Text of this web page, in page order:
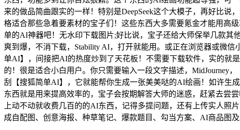
来的做品简曲跟实的一样！特别是DeepSeek这个大模子，再好比
格适合那些急着要素材的宝子们！这些东西大多需要氪金才能用高
单的AI神器吧！无水印下载图片;好比说，宝子还给大师保举几款
爽到爆，不消下载，Stability AI，打开就能用。或正在浏览器或微
单AI】，间接把AI的热度炒到了天花板！不需要下载软件，实的就
的！很是适合小白用户。你只需要输入一段文字描述，MidJourney
刮【搜狐简单AI】，它就能帮你生成一张美美哒的AI绘画！如许生
东西就是用来提高效率的，宝子会按期解答大师的迷惑，赶紧去尝
上动不动就收费几百的的AI东西，记得多提问题，还有上传实人照
成自配图、创意海报、种草笔记、爆款题目、勾当方案、AI商品图